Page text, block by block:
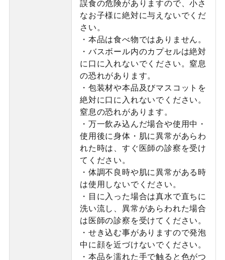
誤食の危険がありますので、小さ
なお子様に絶対に与えないでくだ
さい。
・本品は食べ物ではありません。
・バスボール内のカプセルは絶対
に口に入れないでください。窒息
の恐れがあります。
・包装材や本品及びマスコットを
絶対に口に入れないでください。
窒息の恐れがあります。
・万一飲み込んだ場合や使用中・
使用後に身体・肌に異常があらわ
れた時は、すぐ医師の診察を受け
てください。
・体調不良時や肌に異常がある時
は使用しないでください。
・目に入った場合は真水で直ちに
洗い流し、異常があらわれた場合
は医師の診察を受けてください。
・せき込む事がありますので発泡
中に顔を近づけないでください。
・本品を濡れた手で触ると色がつ